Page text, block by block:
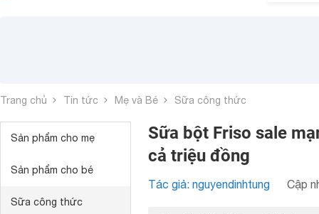
Trang chủ Tin tức Mẹ và Bé Sữa công thức
Sản phẩm cho mẹ
Sản phẩm cho bé
Sữa công thức
Sữa bột Friso sale
cả triệu đồng
Tác giả: nguyendinhtung Cập